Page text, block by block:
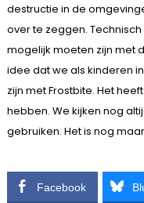
destructie in de
over te zeggen.
mogelijk moeten zijn met
idee dat we als kinderen
zijn met Frostbite. Het
hebben. We kijken nog
gebruiken. Het is nog
Facebook